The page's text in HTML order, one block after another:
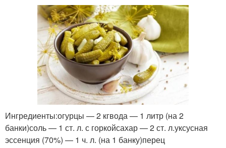
Ингредиенты:огурцы — 2 кгвода — 1 литр (на 2
банки)соль — 1 ст. л. с горкойсахар — 2 ст. л.уксусная
эссенция (70%) — 1 ч. л. (на 1 банку)перец